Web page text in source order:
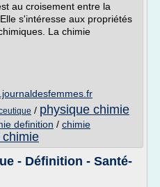
au croisement entre la
s'intéresse aux propriétés
La chimie
/ physique chimie
definition / chimie
chimie
- Définition - Santé-